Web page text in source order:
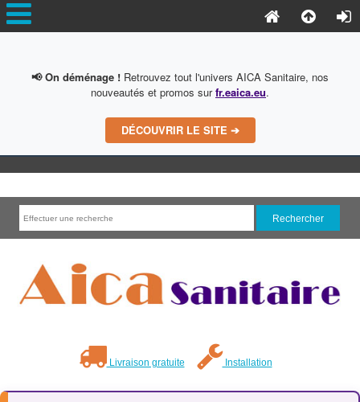
📢 On déménage ! Retrouvez tout l'univers AICA Sanitaire, nos
nouveautés et promos surfr.eaica.eu.
DÉCOUVRIR LE SITE ➔
Livraison gratuite Installation